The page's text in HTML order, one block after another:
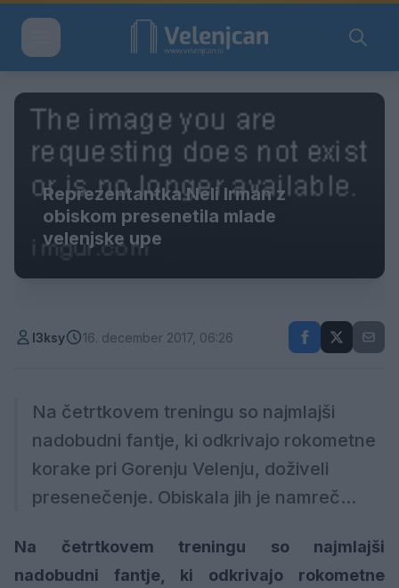
Reprezentantka Neli Irman z
obiskom presenetila mlade
velenjske upe
l3ksy 16. december 2017, 06:26
Na četrtkovem treningu so najmlajši
nadobudni fantje, ki odkrivajo rokometne
korake pri Gorenju Velenju, doživeli
presenečenje. Obiskala jih je namreč...
Na četrtkovem treningu so najmlajši
nadobudni fantje, ki odkrivajo rokometne